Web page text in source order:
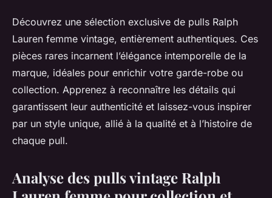
Découvrez une sélection exclusive de pulls Ralph
Lauren femme vintage, entièrement authentiques. Ces
pièces rares incarnent l’élégance intemporelle de la
marque, idéales pour enrichir votre garde-robe ou
collection. Apprenez à reconnaître les détails qui
garantissent leur authenticité et laissez-vous inspirer
par un style unique, allié à la qualité et à l’histoire de
chaque pull.
Analyse des pulls vintage Ralph